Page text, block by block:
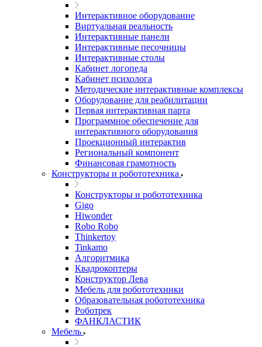
Интерактивное оборудование
Виртуальная реальность
Интерактивные панели
Интерактивные песочницы
Интерактивные столы
Кабинет логопеда
Кабинет психолога
Методические интерактивные комплексы
Оборудование для реабилитации
Первая интерактивная парта
Программное обеспечение для
интерактивного оборудования
Проекционный интерактив
Региональный компонент
Финансовая грамотность
Конструкторы и робототехника
Конструкторы и робототехника
Gigo
Hiwonder
Robo Robo
Thinkertoy
Tinkamo
Алгоритмика
Квадрокоптеры
Конструктор Лева
Мебель для робототехники
Образовательная робототехника
Роботрек
ФАНКЛАСТИК
Мебель